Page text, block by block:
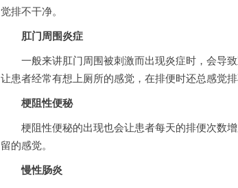
觉排不干净。
肛门周围炎症
一般来讲肛门周围被刺激而出现炎症时，会导致
让患者经常有想上厕所的感觉，在排便时还总感觉排
梗阻性便秘
梗阻性便秘的出现也会让患者每天的排便次数增
留的感觉。
慢性肠炎